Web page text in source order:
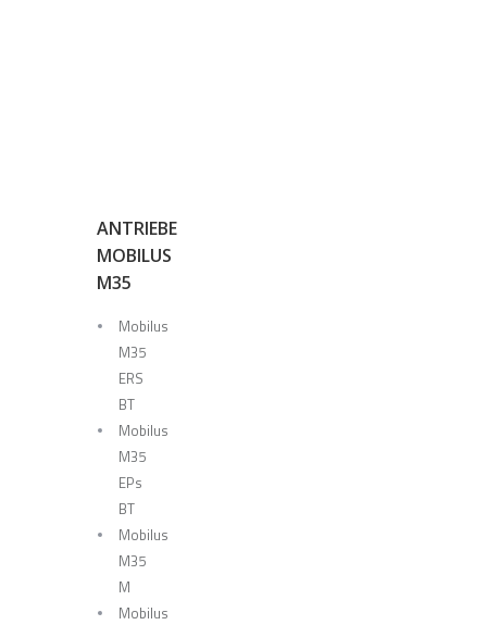
ANTRIEBE
MOBILUS
M35
Mobilus
M35
ERS
BT
Mobilus
M35
EPs
BT
Mobilus
M35
M
Mobilus